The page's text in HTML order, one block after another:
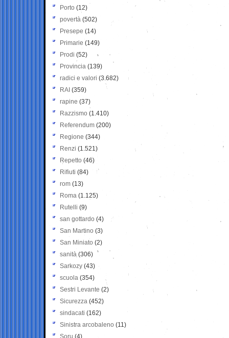
Porto (12)
povertà (502)
Presepe (14)
Primarie (149)
Prodi (52)
Provincia (139)
radici e valori (3.682)
RAI (359)
rapine (37)
Razzismo (1.410)
Referendum (200)
Regione (344)
Renzi (1.521)
Repetto (46)
Rifiuti (84)
rom (13)
Roma (1.125)
Rutelli (9)
san gottardo (4)
San Martino (3)
San Miniato (2)
sanità (306)
Sarkozy (43)
scuola (354)
Sestri Levante (2)
Sicurezza (452)
sindacati (162)
Sinistra arcobaleno (11)
Soru (4)